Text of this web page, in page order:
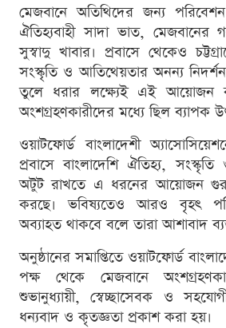
মেজবানে অতিথিদের জন্য
ঐতিহ্যবাহী সাদা ভাত, মেজবানের
সুস্বাদু খাবার। প্রবাসে থেকেও
সংস্কৃতি ও আতিথেয়তার অনন্য
তুলে ধরার লক্ষ্যেই এই আয়োজন
অংশগ্রহণকারীদের মধ্যে ছিল ব্যাপক
ওয়াটফোর্ড বাংলাদেশী
প্রবাসে বাংলাদেশি ঐতিহ্য,
অটুট রাখতে এ ধরনের আয়োজন
করছে। ভবিষ্যতেও আরও বৃহৎ
অব্যাহত থাকবে বলে তারা আশাবাদ
অনুষ্ঠানের সমাপ্তিতে ওয়াটফোর্ড
পক্ষ থেকে মেজবানে
শুভানুধ্যায়ী, স্বেচ্ছাসেবক ও
ধন্যবাদ ও কৃতজ্ঞতা প্রকাশ করা হয়।